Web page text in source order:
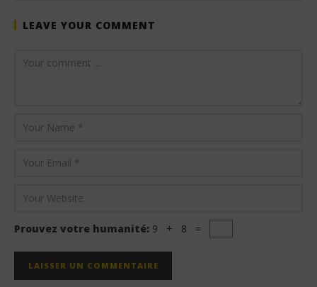
LEAVE YOUR COMMENT
Prouvez votre humanité: 9 + 8 =